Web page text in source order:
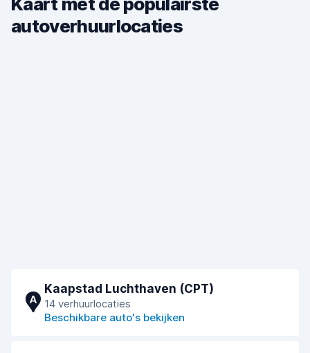
autoverhuurlocaties
A
Kaapstad Luchthaven (CPT)
14 verhuurlocaties
Beschikbare auto's bekijken